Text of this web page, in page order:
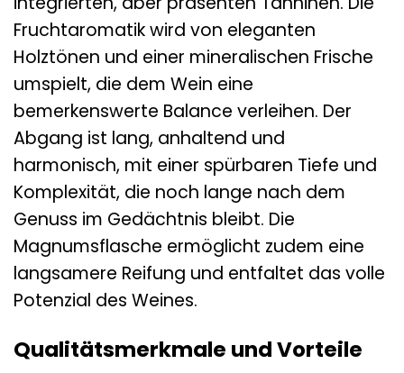
Fruchtaromatik wird von eleganten
Holztönen und einer mineralischen Frische
umspielt, die dem Wein eine
bemerkenswerte Balance verleihen. Der
Abgang ist lang, anhaltend und
harmonisch, mit einer spürbaren Tiefe und
Komplexität, die noch lange nach dem
Genuss im Gedächtnis bleibt. Die
Magnumsflasche ermöglicht zudem eine
langsamere Reifung und entfaltet das volle
Potenzial des Weines.
Qualitätsmerkmale und Vorteile